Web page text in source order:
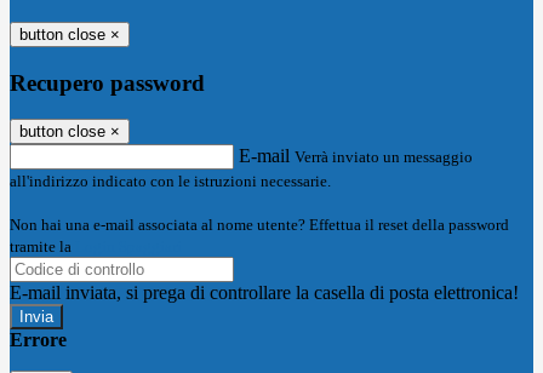
button close ×
Recupero password
button close ×
E-mail Verrà inviato un messaggio
all'indirizzo indicato con le istruzioni necessarie.
Non hai una e-mail associata al nome utente? Effettua il reset della password
tramite la
E-mail inviata, si prega di controllare la casella di posta elettronica!
Errore